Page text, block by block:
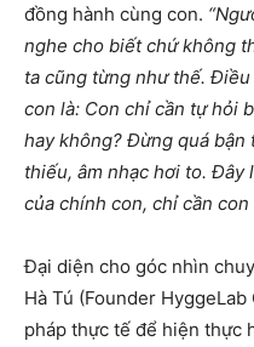
đồng hành cùng con.
nghe cho biết chứ không
ta cũng từng như thế.
con là: Con chỉ cần tự hỏi
hay không? Đừng quá bận
thiếu, âm nhạc hơi to. Đây
của chính con, chỉ cần con
Đại diện cho góc nhìn
Hà Tú (Founder
pháp thực tế để hiện thực